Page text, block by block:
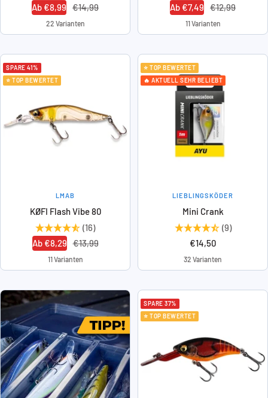
Angebotspreis
Ab €8,99
Regulärer
Preis
€14,99
22 Varianten
Angebotspreis
Ab €7,49
Regulärer
Preis
€12,99
11 Varianten
SPARE 41%
⭐ TOP BEWERTET
LMAB
KØFI Flash Vibe 80
(16)
Angebotspreis
Ab €8,29 Regulärer
Preis
€13,99
11 Varianten
⭐ TOP BEWERTET
🔥 AKTUELL SEHR BELIEBT
LIEBLINGSKÖDER
Mini Crank
(9)
Angebotspreis
€14,50
32 Varianten
SPARE 37%
⭐ TOP BEWERTET